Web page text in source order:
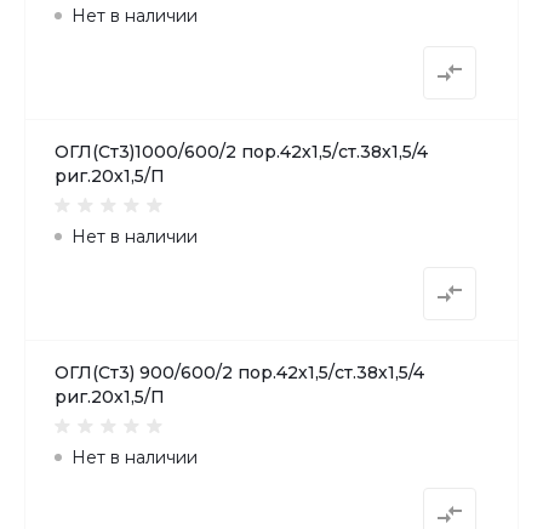
Нет в наличии
ОГЛ(Ст3)1000/600/2 пор.42х1,5/ст.38х1,5/4
риг.20х1,5/П
Нет в наличии
ОГЛ(Ст3) 900/600/2 пор.42х1,5/ст.38х1,5/4
риг.20х1,5/П
Нет в наличии